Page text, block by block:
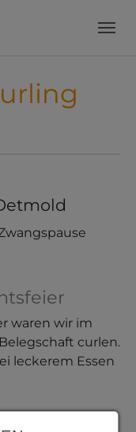
waren wir im
curlen.
leckerem Essen